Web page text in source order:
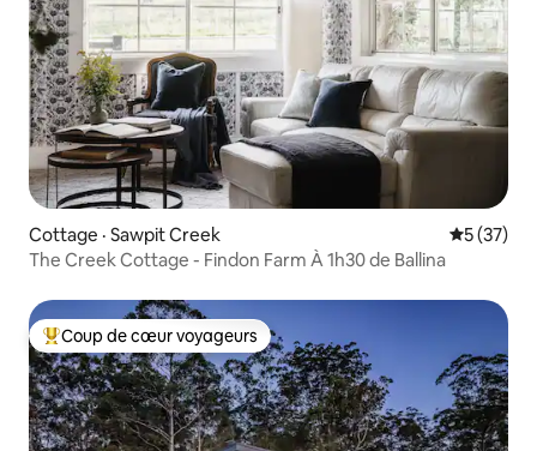
Cottage · Sawpit Creek Note
5 (37)
The Creek Cottage - Findon Farm À 1h30 de Ballina
Coup de cœur voyageurs parmi les plus aimés
Coup de cœur voyageurs